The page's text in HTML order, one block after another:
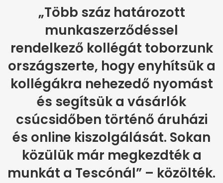
„Több száz határozott
munkaszerződéssel
rendelkező kollégát toborzunk
országszerte, hogy enyhítsük a
kollégákra nehezedő nyomást
és segítsük a vásárlók
csúcsidőben történő áruházi
és online kiszolgálását. Sokan
közülük már megkezdték a
munkát a Tescónál” – közölték.